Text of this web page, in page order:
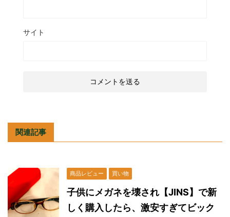
サイト
関連記事
商品レビュー 買い物
子供にメガネを壊され【JINS】で新
しく購入したら、激安すぎてビック